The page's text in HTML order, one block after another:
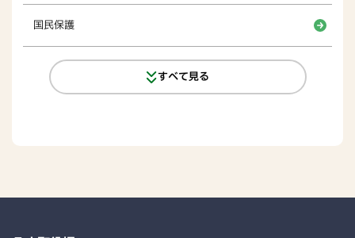
国民保護
すべて見る